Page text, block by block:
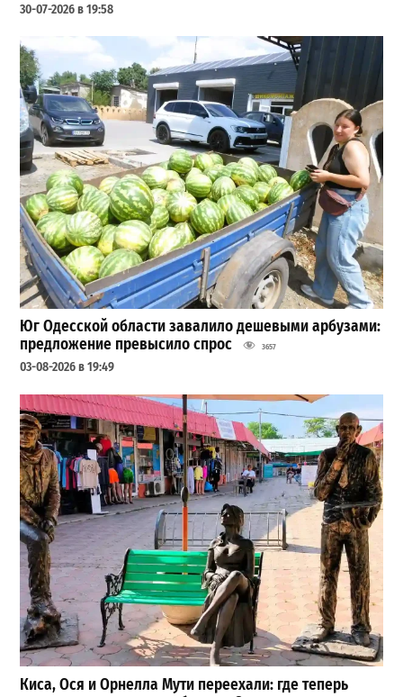
30-07-2026 в 19:58
Юг Одесской области завалило дешевыми арбузами:
предложение превысило спрос
3657
03-08-2026 в 19:49
Киса, Ося и Орнелла Мути переехали: где теперь